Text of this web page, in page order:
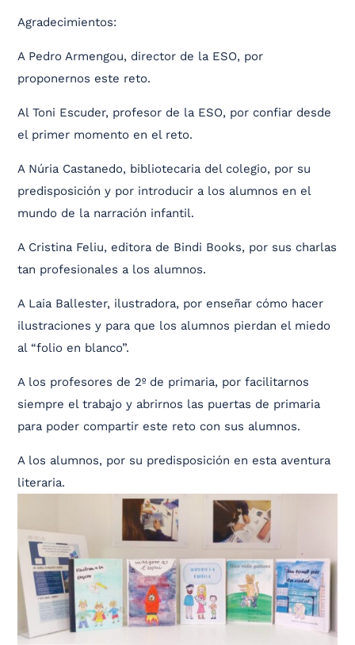
Agradecimientos:
A Pedro Armengou, director de la ESO, por
proponernos este reto.
Al Toni Escuder, profesor de la ESO, por confiar desde
el primer momento en el reto.
A Núria Castanedo, bibliotecaria del colegio, por su
predisposición y por introducir a los alumnos en el
mundo de la narración infantil.
A Cristina Feliu, editora de Bindi Books, por sus charlas
tan profesionales a los alumnos.
A Laia Ballester, ilustradora, por enseñar cómo hacer
ilustraciones y para que los alumnos pierdan el miedo
al “folio en blanco”.
A los profesores de 2º de primaria, por facilitarnos
siempre el trabajo y abrirnos las puertas de primaria
para poder compartir este reto con sus alumnos.
A los alumnos, por su predisposición en esta aventura
literaria.